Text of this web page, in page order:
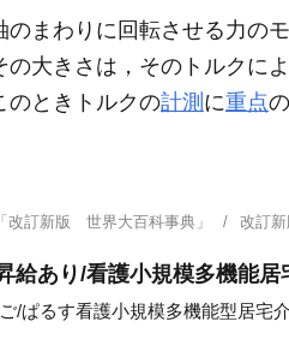
のまわりに回転させる力の
の大きさは，そのトルクに
のときトルクの計測 に重点
改訂新版 世界大百科事典」 改訂
給あり/看護小規模多機能
/ぱるす看護小規模多機能型居宅